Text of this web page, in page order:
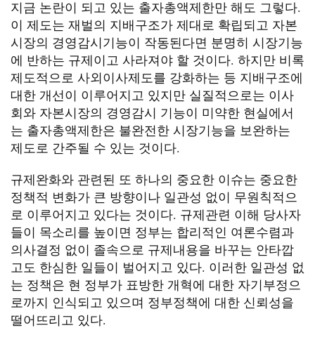
지금 논란이 되고 있는 출자총액제한만 해도 그렇다.
이 제도는 재벌의 지배구조가 제대로 확립되고 자본
시장의 경영감시기능이 작동된다면 분명히 시장기능
에 반하는 규제이고 사라져야 할 것이다. 하지만 비록
제도적으로 사외이사제도를 강화하는 등 지배구조에
대한 개선이 이루어지고 있지만 실질적으로는 이사
회와 자본시장의 경영감시 기능이 미약한 현실에서
는 출자총액제한은 불완전한 시장기능을 보완하는
제도로 간주될 수 있는 것이다.
규제완화와 관련된 또 하나의 중요한 이슈는 중요한
정책적 변화가 큰 방향이나 일관성 없이 무원칙적으
로 이루어지고 있다는 것이다. 규제관련 이해 당사자
들이 목소리를 높이면 정부는 합리적인 여론수렴과
의사결정 없이 졸속으로 규제내용을 바꾸는 안타깝
고도 한심한 일들이 벌어지고 있다. 이러한 일관성 없
는 정책은 현 정부가 표방한 개혁에 대한 자기부정으
로까지 인식되고 있으며 정부정책에 대한 신뢰성을
떨어뜨리고 있다.